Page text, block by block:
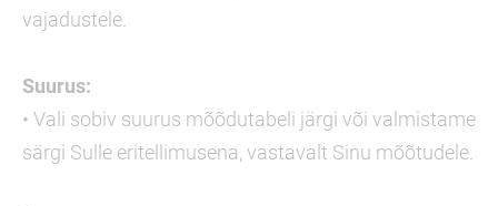
vajadustele.
Suurus:
• Vali sobiv suurus mõõdutabeli järgi või valmistame
särgi Sulle eritellimusena, vastavalt Sinu mõõtudele.